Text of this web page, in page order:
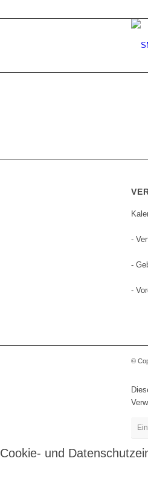
-
-
-
©
Cookie- und